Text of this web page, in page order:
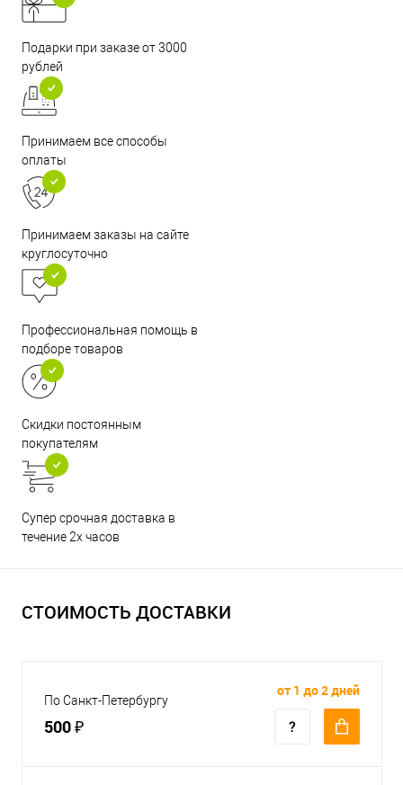
Подарки при заказе от 3000
рублей
Принимаем все способы
оплаты
Принимаем заказы на сайте
круглосуточно
Профессиональная помощь в
подборе товаров
Скидки постоянным
покупателям
Супер срочная доставка в
течение 2х часов
СТОИМОСТЬ ДОСТАВКИ
По Санкт-Петербургу
500 ₽
от 1 до 2 дней